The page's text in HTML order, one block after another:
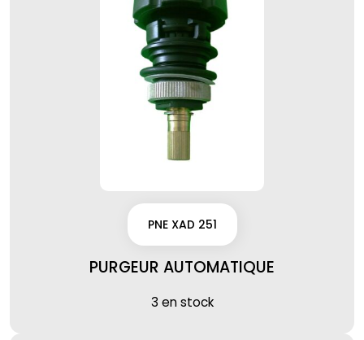
PNE XAD 251
PURGEUR AUTOMATIQUE
3 en stock